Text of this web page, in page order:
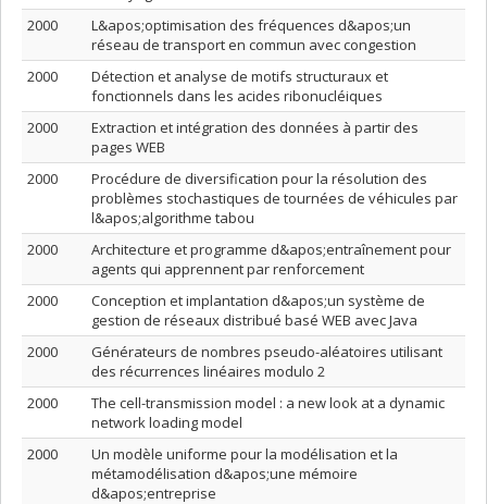
2000
L&apos;optimisation des fréquences d&apos;un
réseau de transport en commun avec congestion
2000
Détection et analyse de motifs structuraux et
fonctionnels dans les acides ribonucléiques
2000
Extraction et intégration des données à partir des
pages WEB
2000
Procédure de diversification pour la résolution des
problèmes stochastiques de tournées de véhicules par
l&apos;algorithme tabou
2000
Architecture et programme d&apos;entraînement pour
agents qui apprennent par renforcement
2000
Conception et implantation d&apos;un système de
gestion de réseaux distribué basé WEB avec Java
2000
Générateurs de nombres pseudo-aléatoires utilisant
des récurrences linéaires modulo 2
2000
The cell-transmission model : a new look at a dynamic
network loading model
2000
Un modèle uniforme pour la modélisation et la
métamodélisation d&apos;une mémoire
d&apos;entreprise